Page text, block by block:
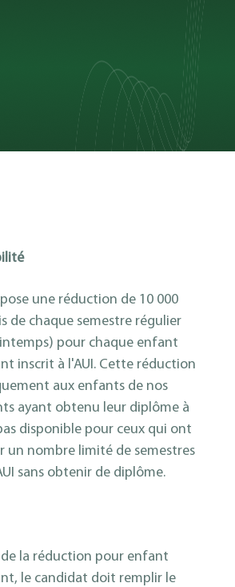
une réduction de 10 000
de chaque semestre régulier
pour chaque enfant
inscrit à l'AUI. Cette réduction
aux enfants de nos
ayant obtenu leur diplôme à
disponible pour ceux qui ont
un nombre limité de semestres
sans obtenir de diplôme.
la réduction pour enfant
le candidat doit remplir le